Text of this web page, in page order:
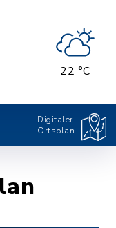
22 °C
Digitaler
Ortsplan